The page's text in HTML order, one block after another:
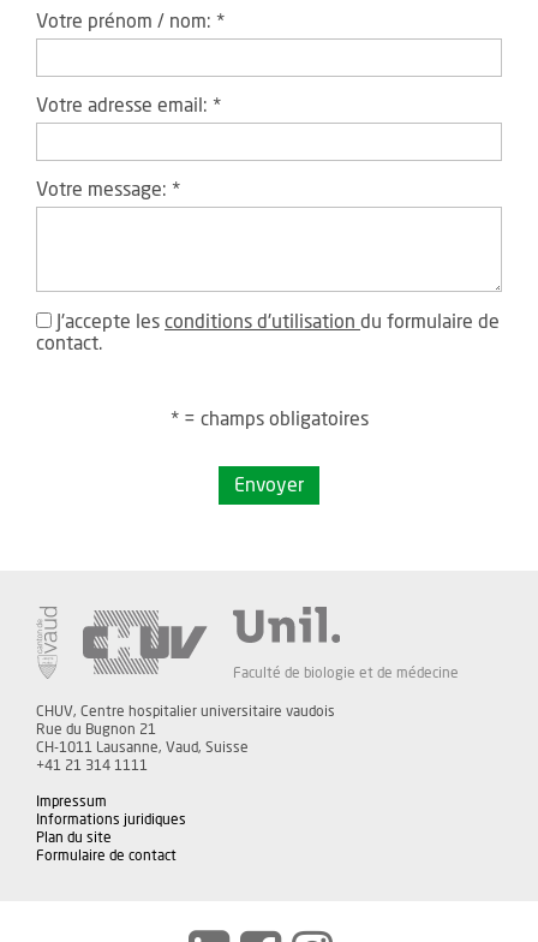
Votre prénom / nom: *
Votre adresse email: *
Votre message: *
J'accepte les conditions d'utilisation du formulaire de
contact.
* = champs obligatoires
Envoyer
Faculté de biologie et de médecine
CHUV, Centre hospitalier universitaire vaudois
Rue du Bugnon 21
CH-1011 Lausanne, Vaud, Suisse
+41 21 314 1111
Impressum
Informations juridiques
Plan du site
Formulaire de contact